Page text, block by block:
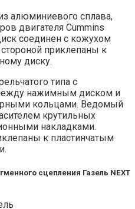
алюминиевого сплава,
двигателя Cummins
соединен с кожухом
приклепаны к
диску.
типа с
нажимным диском и
кольцами. Ведомый
крутильных
накладками.
к пластинчатым
сцепления Газель NEXT